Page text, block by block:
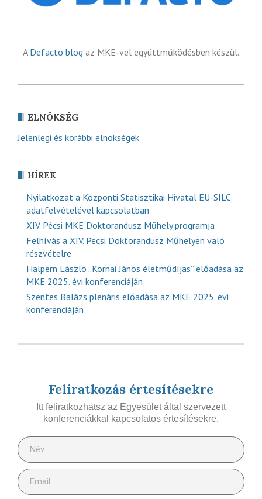
A Defacto blog az MKE-vel együttműködésben készül.
ELNÖKSÉG
Jelenlegi és korábbi elnökségek
HÍREK
Nyilatkozat a Központi Statisztikai Hivatal EU-SILC
adatfelvételével kapcsolatban
XIV. Pécsi MKE Doktorandusz Műhely programja
Felhívás a XIV. Pécsi Doktorandusz Műhelyen való
részvételre
Halpern László „Kornai János életműdíjas” előadása az
MKE 2025. évi konferenciáján
Szentes Balázs plenáris előadása az MKE 2025. évi
konferenciáján
Feliratkozás értesítésekre
Itt feliratkozhatsz az Egyesület által szervezett
konferenciákkal kapcsolatos értesítésekre.